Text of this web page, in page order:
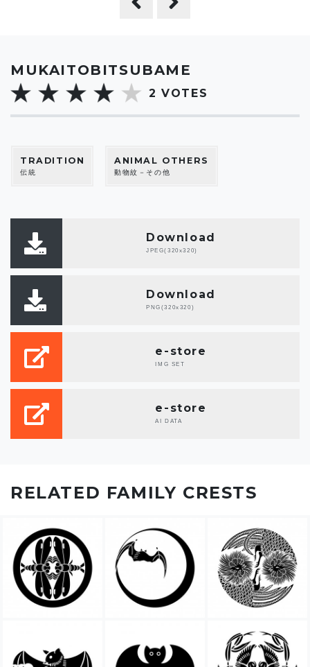
MUKAITOBITSUBAME
2 VOTES
TRADITION
伝統
ANIMAL OTHERS
動物紋－その他
Download
JPEG(320x320)
Download
PNG(320x320)
e-store
IMG SET
e-store
AI DATA
RELATED FAMILY CRESTS